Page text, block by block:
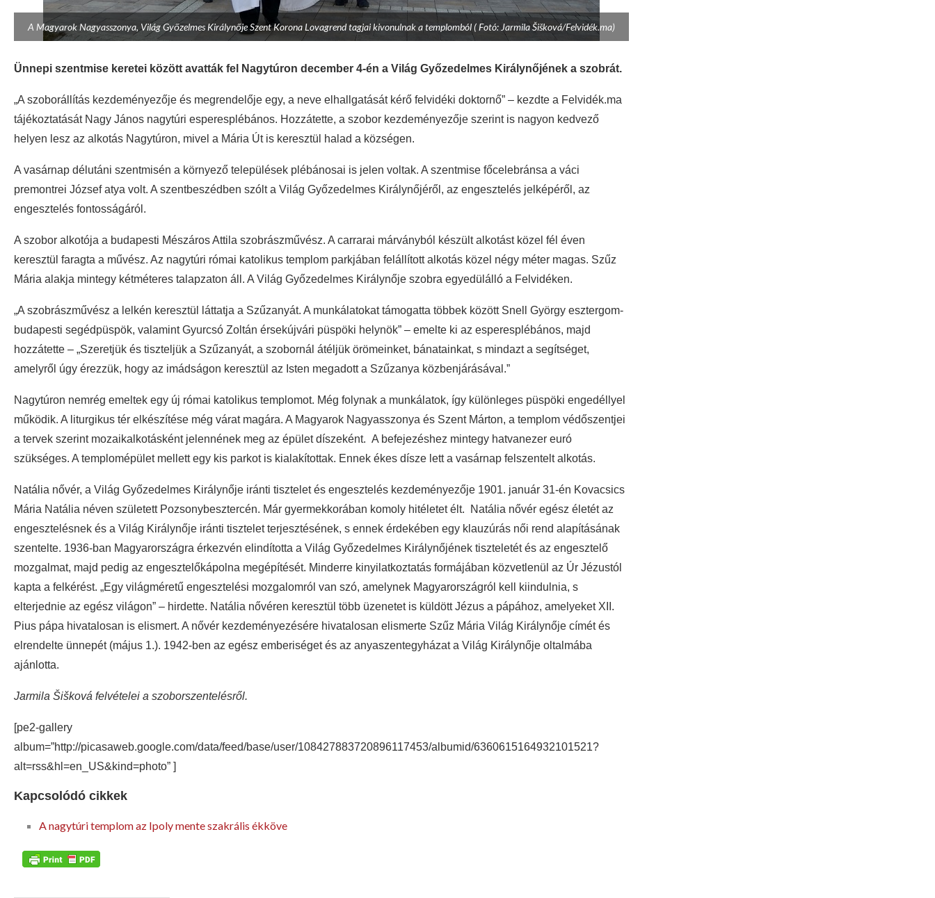
A Magyarok Nagyasszonya, Világ Győzelmes Királynője Szent Korona Lovagrend tagjai kivonulnak a templomból ( Fotó: Jarmila Šišková/Felvidék.ma)
Ünnepi szentmise keretei között avatták fel Nagytúron december 4-én a Világ Győzedelmes Királynőjének a szobrát.
„A szoborállítás kezdeményezője és megrendelője egy, a neve elhallgatását kérő felvidéki doktornő” – kezdte a Felvidék.ma
tájékoztatását Nagy János nagytúri esperesplébános. Hozzátette, a szobor kezdeményezője szerint is nagyon kedvező
helyen lesz az alkotás Nagytúron, mivel a Mária Út is keresztül halad a községen.
A vasárnap délutáni szentmisén a környező települések plébánosai is jelen voltak. A szentmise főcelebránsa a váci
premontrei József atya volt. A szentbeszédben szólt a Világ Győzedelmes Királynőjéről, az engesztelés jelképéről, az
engesztelés fontosságáról.
A szobor alkotója a budapesti Mészáros Attila szobrászművész. A carrarai márványból készült alkotást közel fél éven
keresztül faragta a művész. Az nagytúri római katolikus templom parkjában felállított alkotás közel négy méter magas. Szűz
Mária alakja mintegy kétméteres talapzaton áll. A Világ Győzedelmes Királynője szobra egyedülálló a Felvidéken.
„A szobrászművész a lelkén keresztül láttatja a Szűzanyát. A munkálatokat támogatta többek között Snell György esztergom-
budapesti segédpüspök, valamint Gyurcsó Zoltán érsekújvári püspöki helynök” – emelte ki az esperesplébános, majd
hozzátette – „Szeretjük és tiszteljük a Szűzanyát, a szobornál átéljük örömeinket, bánatainkat, s mindazt a segítséget,
amelyről úgy érezzük, hogy az imádságon keresztül az Isten megadott a Szűzanya közbenjárásával.”
Nagytúron nemrég emeltek egy új római katolikus templomot. Még folynak a munkálatok, így különleges püspöki engedéllyel
működik. A liturgikus tér elkészítése még várat magára. A Magyarok Nagyasszonya és Szent Márton, a templom védőszentjei
a tervek szerint mozaikalkotásként jelennének meg az épület díszeként. A befejezéshez mintegy hatvanezer euró
szükséges. A templomépület mellett egy kis parkot is kialakítottak. Ennek ékes dísze lett a vasárnap felszentelt alkotás.
Natália nővér, a Világ Győzedelmes Királynője iránti tisztelet és engesztelés kezdeményezője 1901. január 31-én Kovacsics
Mária Natália néven született Pozsonybesztercén. Már gyermekkorában komoly hitéletet élt. Natália nővér egész életét az
engesztelésnek és a Világ Királynője iránti tisztelet terjesztésének, s ennek érdekében egy klauzúrás női rend alapításának
szentelte. 1936-ban Magyarországra érkezvén elindította a Világ Győzedelmes Királynőjének tiszteletét és az engesztelő
mozgalmat, majd pedig az engesztelőkápolna megépítését. Minderre kinyilatkoztatás formájában közvetlenül az Úr Jézustól
kapta a felkérést. „Egy világméretű engesztelési mozgalomról van szó, amelynek Magyarországról kell kiindulnia, s
elterjednie az egész világon” – hirdette. Natália nővéren keresztül több üzenetet is küldött Jézus a pápához, amelyeket XII.
Pius pápa hivatalosan is elismert. A nővér kezdeményezésére hivatalosan elismerte Szűz Mária Világ Királynője címét és
elrendelte ünnepét (május 1.). 1942-ben az egész emberiséget és az anyaszentegyházat a Világ Királynője oltalmába
ajánlotta.
Jarmila Šišková felvételei a szoborszentelésről.
[pe2-gallery
album=”http://picasaweb.google.com/data/feed/base/user/108427883720896117453/albumid/6360615164932101521?
alt=rss&hl=en_US&kind=photo” ]
Kapcsolódó cikkek
A nagytúri templom az Ipoly mente szakrális ékköve